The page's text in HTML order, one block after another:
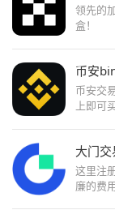
领先的
盒！
币安
币安交
上即可
大门交
这里注
廉的费用